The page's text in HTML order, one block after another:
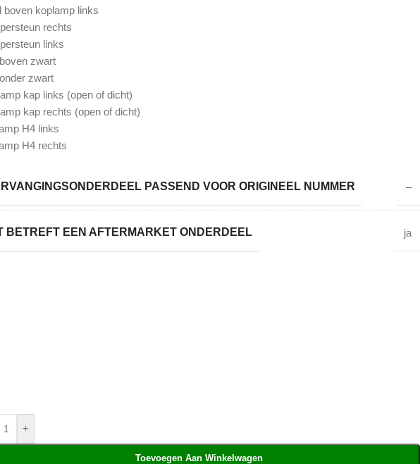
boven koplamp links
rechts
links
zwart
zwart
kap links (open of dicht)
kap rechts (open of dicht)
H4 links
H4 rechts
PASSEND VOOR ORIGINEEL NUMMER –
BETREFT EEN AFTERMARKET ONDERDEEL ja
+
Toevoegen Aan Winkelwagen